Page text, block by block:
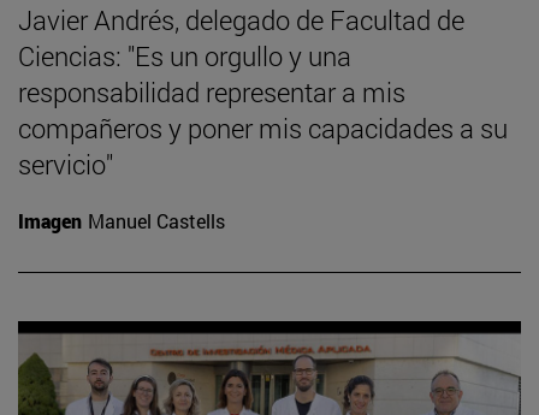
Javier Andrés, delegado de Facultad de
Ciencias: "Es un orgullo y una
responsabilidad representar a mis
compañeros y poner mis capacidades a su
servicio"
Imagen Manuel Castells